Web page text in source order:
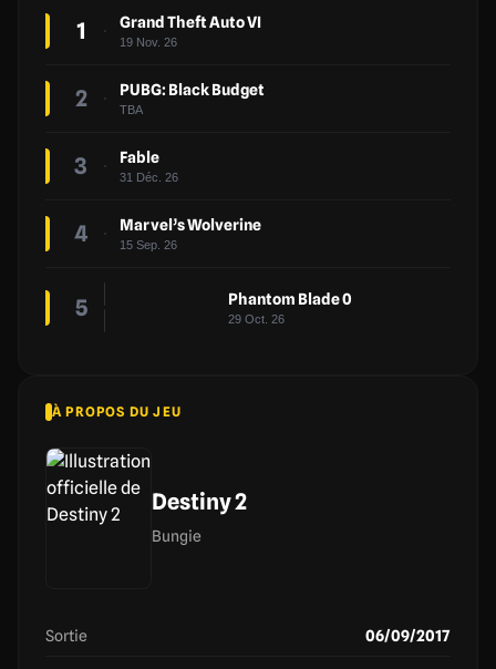
1 Grand Theft Auto VI
19 Nov. 26
2 PUBG: Black Budget
TBA
3 Fable
31 Déc. 26
4 Marvel’s Wolverine
15 Sep. 26
5 Phantom Blade 0
29 Oct. 26
À PROPOS DU JEU
Destiny 2
Bungie
Sortie 06/09/2017